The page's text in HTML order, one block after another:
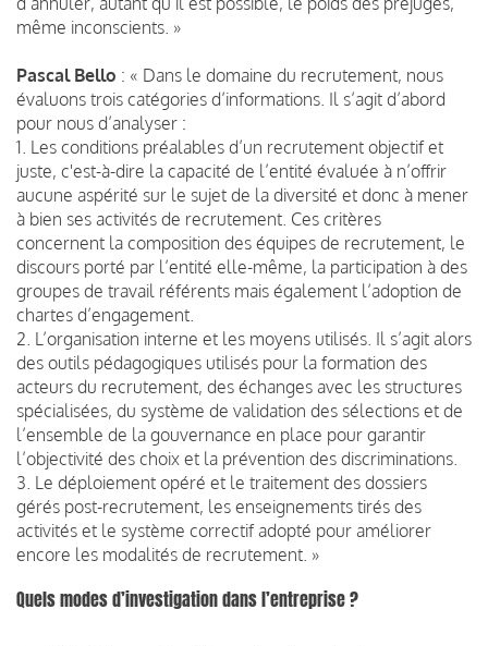
même inconscients. »
Pascal Bello : « Dans le domaine du recrutement, nous
évaluons trois catégories d’informations. Il s’agit d’abord
pour nous d’analyser :
1. Les conditions préalables d’un recrutement objectif et
juste, c'est-à-dire la capacité de l’entité évaluée à n’offrir
aucune aspérité sur le sujet de la diversité et donc à mener
à bien ses activités de recrutement. Ces critères
concernent la composition des équipes de recrutement, le
discours porté par l’entité elle-même, la participation à des
groupes de travail référents mais également l’adoption de
chartes d’engagement.
2. L’organisation interne et les moyens utilisés. Il s’agit alors
des outils pédagogiques utilisés pour la formation des
acteurs du recrutement, des échanges avec les structures
spécialisées, du système de validation des sélections et de
l’ensemble de la gouvernance en place pour garantir
l’objectivité des choix et la prévention des discriminations.
3. Le déploiement opéré et le traitement des dossiers
gérés post-recrutement, les enseignements tirés des
activités et le système correctif adopté pour améliorer
encore les modalités de recrutement. »
Quels modes d’investigation dans l’entreprise ?